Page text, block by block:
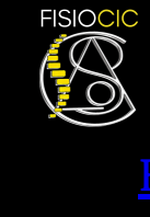
Saltar
contenido